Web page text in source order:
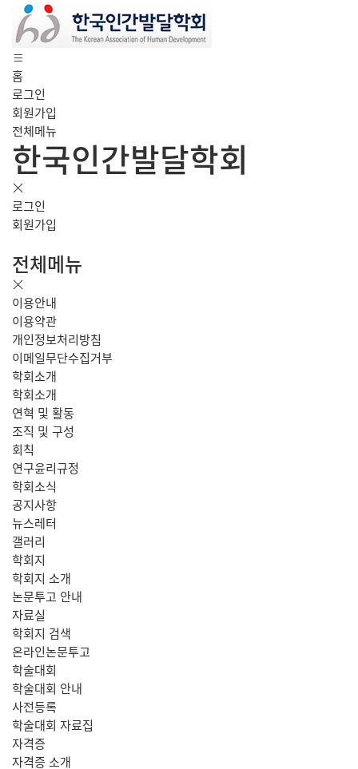
홈
로그인
회원가입
전체메뉴
한국인간발달학회
로그인
회원가입
전체메뉴
이용안내
이용약관
개인정보처리방침
이메일무단수집거부
학회소개
학회소개
연혁 및 활동
조직 및 구성
회칙
연구윤리규정
학회소식
공지사항
뉴스레터
갤러리
학회지
학회지 소개
논문투고 안내
자료실
학회지 검색
온라인논문투고
학술대회
학술대회 안내
사전등록
학술대회 자료집
자격증
자격증 소개